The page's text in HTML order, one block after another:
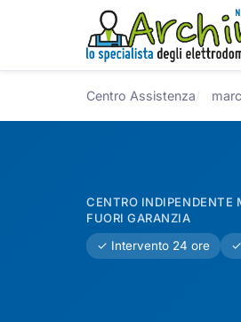
Centro Assistenza
CENTRO INDIPENDENTE
FUORI GARANZIA
✓ Intervento 24 ore